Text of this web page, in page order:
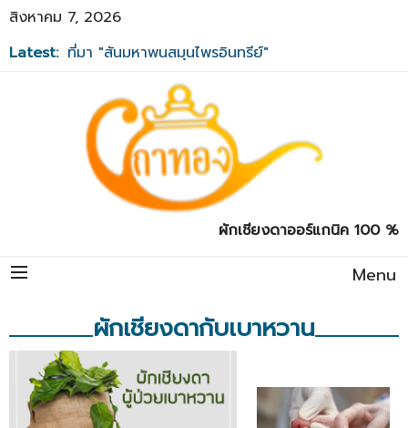
สิงหาคม 7, 2026
Latest: ที่มา "สันมหาพนสมุนไพรอินทรีย์"
ผักเชียงดาออร์แกนิค 100 %
Menu
ผักเชียงดากับเบาหวาน